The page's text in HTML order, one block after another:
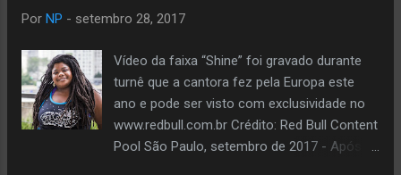
semana Fábio Andrade, fotografo e
deu a honra de conhecer um ensaio que ele
realizou, referente ao bate-cabeça na
cultura Hip-Hop/Rap. As fotografias de
Fábio Andrade realizadas em shows e
eventos de Hip-Hop nacional, em São
Por NP - setembro 28, 2017
Vídeo da faixa “Shine” foi gravado durante
turnê que a cantora fez pela Europa este
ano e pode ser visto com exclusividade no
www.redbull.com.br Crédito: Red Bull Content
Pool São Paulo, setembro de 2017 - Após